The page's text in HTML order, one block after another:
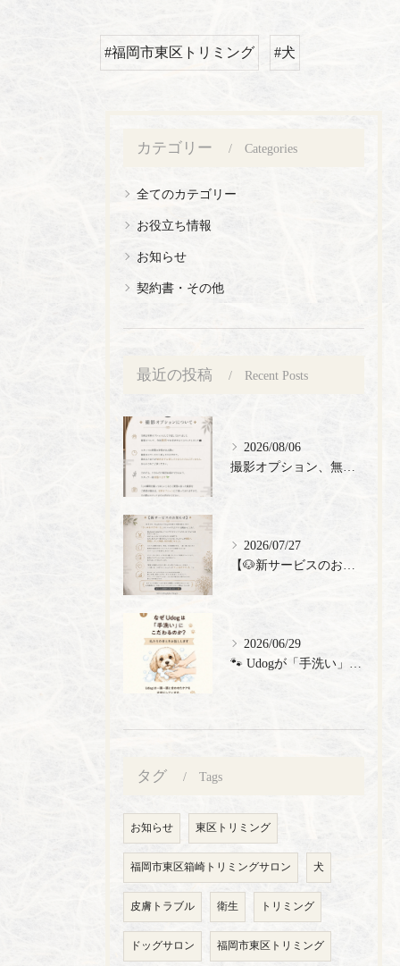
#福岡市東区トリミング #犬
カテゴリー Categories
全てのカテゴリー
お役立ち情報
お知らせ
契約書・その他
最近の投稿 Recent Posts
2026/08/06
2026/07/27
2026/06/29
タグ Tags
お知らせ 東区トリミング
福岡市東区箱崎トリミングサロン 犬
皮膚トラブル 衛生 トリミング
ドッグサロン 福岡市東区トリミング